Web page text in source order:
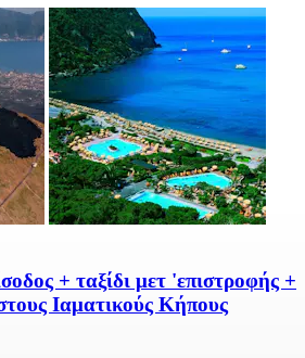
+ ταξίδι μετ 'επιστροφής +
Ιαματικούς Κήπους